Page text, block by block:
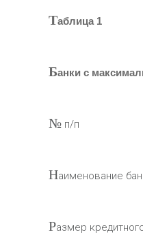
Таблица 1
Банки с
№п/п
Наименование
Размер